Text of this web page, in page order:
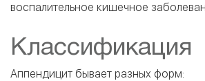
воспалительное кишечное
Классификация
Аппендицит бывает разных форм: